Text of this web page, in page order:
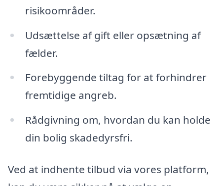
risikoområder.
Udsættelse af gift eller opsætning af
fælder.
Forebyggende tiltag for at forhindrer
fremtidige angreb.
Rådgivning om, hvordan du kan holde
din bolig skadedyrsfri.
Ved at indhente tilbud via vores platform,